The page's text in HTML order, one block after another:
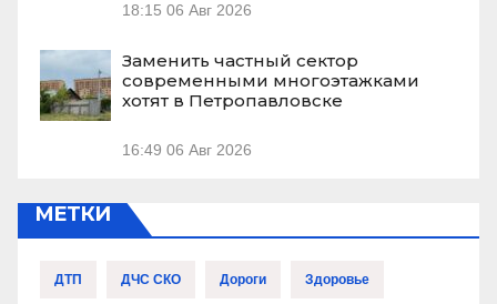
18:15 06 Авг 2026
Заменить частный сектор
современными многоэтажками
хотят в Петропавловске
16:49 06 Авг 2026
МЕТКИ
ДТП ДЧС СКО Дороги Здоровье